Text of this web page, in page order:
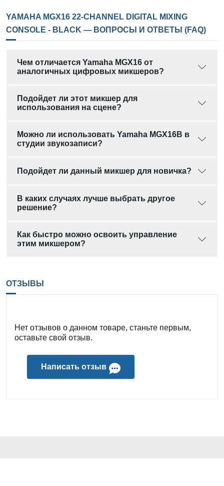
YAMAHA MGX16 22-CHANNEL DIGITAL MIXING
CONSOLE - BLACK — ВОПРОСЫ И ОТВЕТЫ (FAQ)
Чем отличается Yamaha MGX16 от
аналогичных цифровых микшеров?
Подойдет ли этот микшер для
использования на сцене?
Можно ли использовать Yamaha MGX16B в
студии звукозаписи?
Подойдет ли данный микшер для новичка?
В каких случаях лучше выбрать другое
решение?
Как быстро можно освоить управление
этим микшером?
ОТЗЫВЫ
Нет отзывов о данном товаре, станьте первым,
оставьте свой отзыв.
Написать отзыв